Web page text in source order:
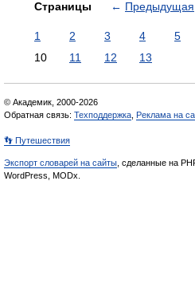
Страницы ← Предыдущая
1 2 3 4 5
10
11 12 13
© Академик, 2000-2026
Обратная связь: Техподдержка Реклама на
👣 Путешествия
Экспорт словарей на сайты , сделанные на
WordPress, MODx.